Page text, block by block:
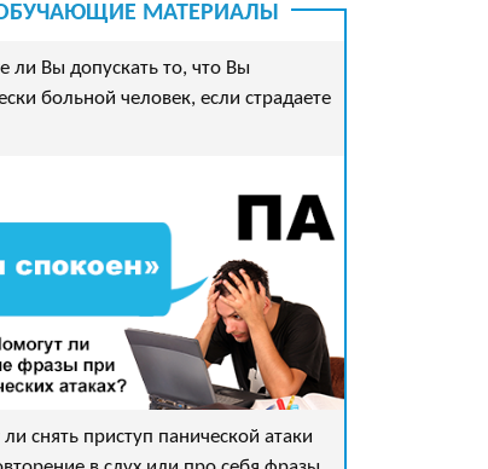
МАТЕРИАЛЫ
ли Вы допускать то, что Вы
больной человек, если страдаете
снять приступ панической атаки